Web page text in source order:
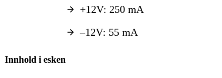
+12V: 250 mA
–12V: 55 mA
Innhold i esken